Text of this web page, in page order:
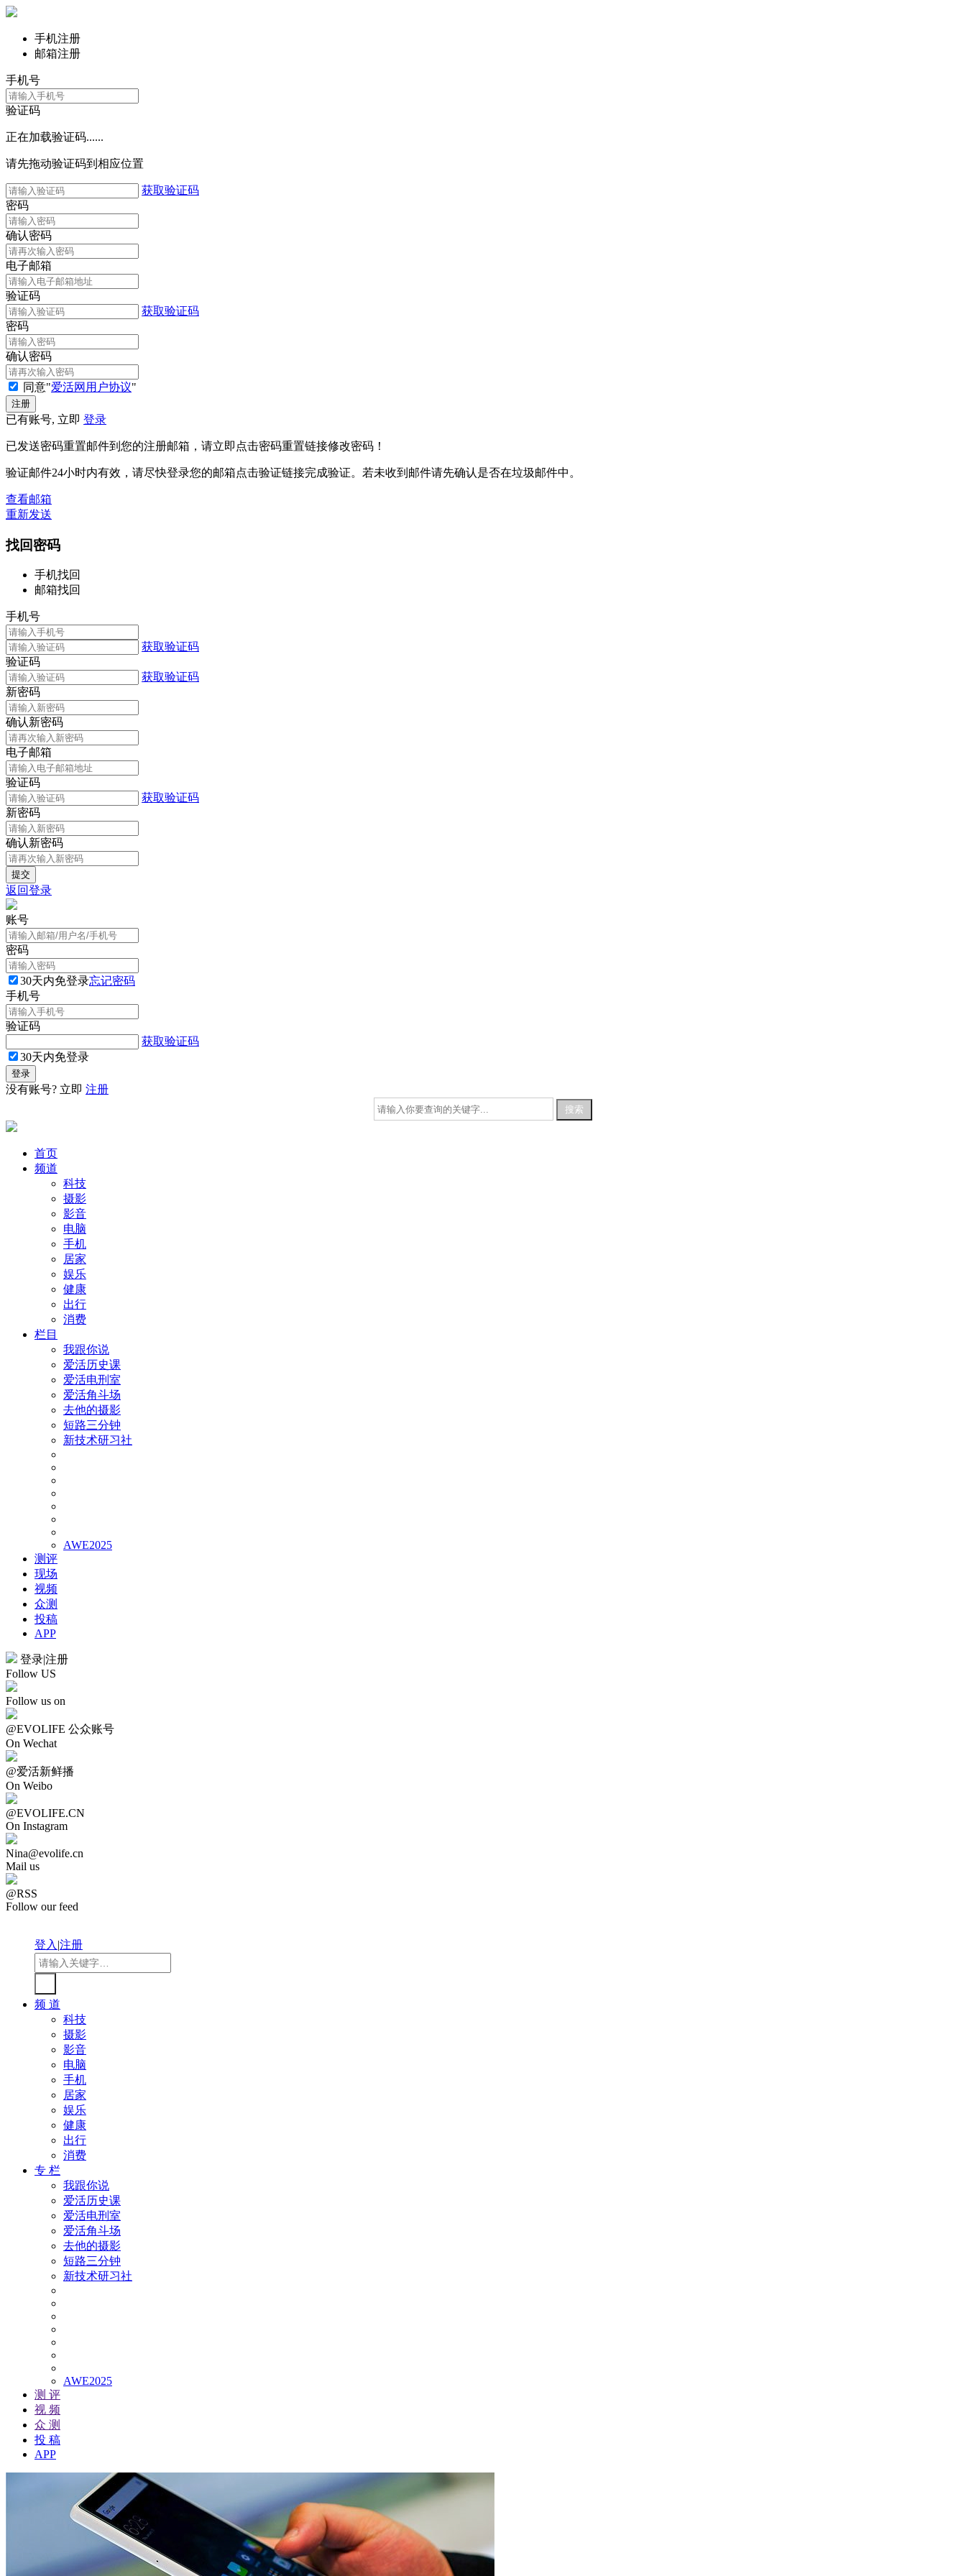
手机注册
邮箱注册
手机号
验证码
正在加载验证码......
请先拖动验证码到相应位置
获取验证码
密码
确认密码
电子邮箱
验证码
获取验证码
密码
确认密码
同意"爱活网用户协议"
已有账号, 立即 登录
已发送密码重置邮件到您的注册邮箱，请立即点击密码重置链接修改密码！
验证邮件24小时内有效，请尽快登录您的邮箱点击验证链接完成验证。若未收到邮件请先确认是否在垃圾邮件中。
查看邮箱
重新发送
找回密码
手机找回
邮箱找回
手机号
获取验证码
验证码
获取验证码
新密码
确认新密码
电子邮箱
验证码
获取验证码
新密码
确认新密码
返回登录
账号
密码
30天内免登录忘记密码
手机号
验证码
获取验证码
30天内免登录
没有账号? 立即 注册
首页
频道
科技
摄影
影音
电脑
手机
居家
娱乐
健康
出行
消费
栏目
我跟你说
爱活历史课
爱活电刑室
爱活角斗场
去他的摄影
短路三分钟
新技术研习社
AWE2025
测评
现场
视频
众测
投稿
APP
登录|注册
Follow US
Follow us on
@EVOLIFE 公众账号
On Wechat
@爱活新鲜播
On Weibo
@EVOLIFE.CN
On Instagram
Nina@evolife.cn
Mail us
@RSS
Follow our feed
登入|注册
频 道
科技
摄影
影音
电脑
手机
居家
娱乐
健康
出行
消费
专 栏
我跟你说
爱活历史课
爱活电刑室
爱活角斗场
去他的摄影
短路三分钟
新技术研习社
AWE2025
测 评
视 频
众 测
投 稿
APP